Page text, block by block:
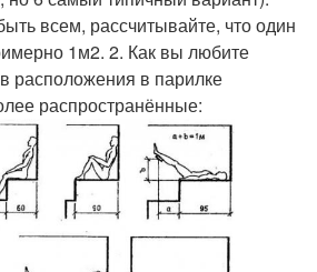
всем, рассчитывайте, что один
1м2. 2. Как вы любите
расположения в парилке
распространённые: